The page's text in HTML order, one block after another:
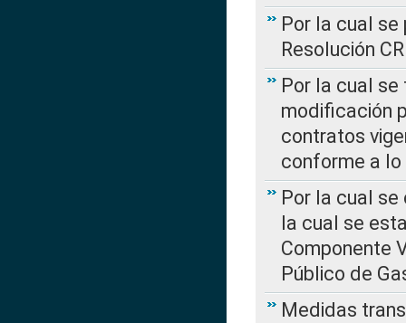
Por la cual
Resolución
Por la cual
modificación
contratos
conforme a lo
Por la cual se
la cual se
Componente
Público de
Medidas